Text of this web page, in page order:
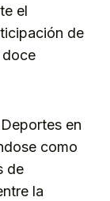
el
de
en
como
de
la